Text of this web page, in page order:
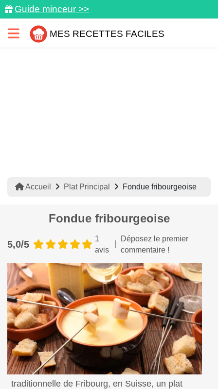
Guide minceur >>
MES RECETTES FACILES
Accueil Plat Principal Fondue fribourgeoise
Fondue fribourgeoise
5,0/5
1
avis
Déposez le premier
commentaire !
Voici la recette traditionnelle de la fondue
traditionnelle de Fribourg, en Suisse, un plat